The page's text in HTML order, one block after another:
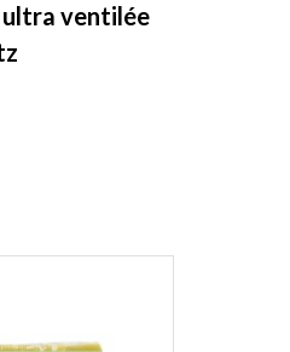
ventilée